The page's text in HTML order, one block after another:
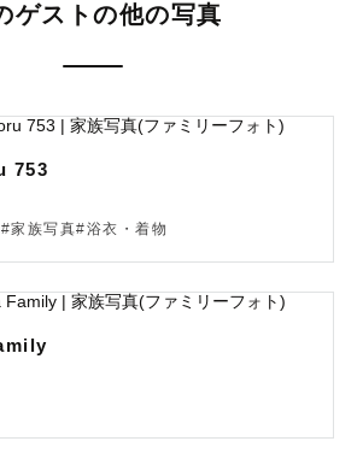
ゲストの他の写真
753
家族写真#浴衣・着物